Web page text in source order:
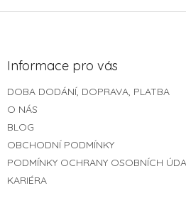
l
p
v
Informace pro vás
DOBA DODÁNÍ, DOPRAVA, PLATBA
O NÁS
BLOG
OBCHODNÍ PODMÍNKY
PODMÍNKY OCHRANY OSOBNÍCH
KARIÉRA